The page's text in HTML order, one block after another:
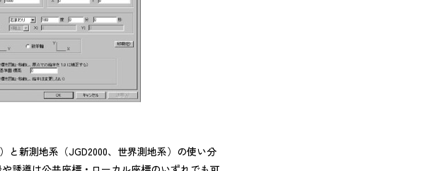
と新測地系（JGD2000、世界測地系）の使い分